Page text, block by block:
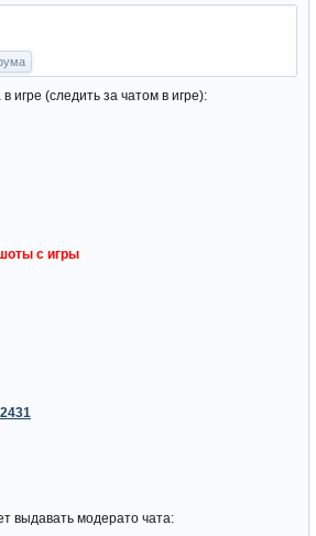
игре (следить за чатом в игре):
с игры
выдавать модерато чата: